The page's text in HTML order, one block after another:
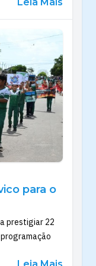
para o
prestigiar 22
Leia Mais